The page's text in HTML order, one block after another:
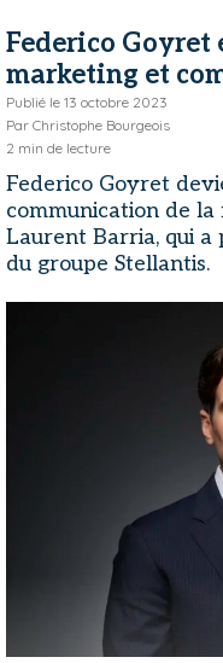
Federico Goyret
marketing et
Publié le 13 octobre 2023
Par Christophe Bourgeois
2 min de lecture
Federico Goyret
communication de
Laurent Barria, qui a
du groupe Stellantis.